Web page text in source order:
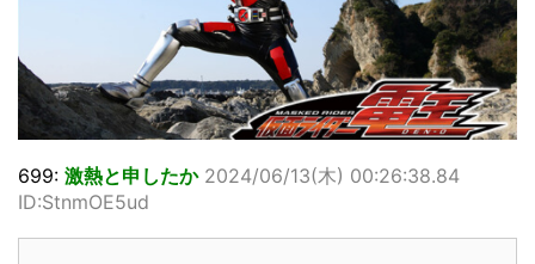
699: 激熱と申したか 2024/06/13(木) 00:26:38.84
ID:StnmOE5ud